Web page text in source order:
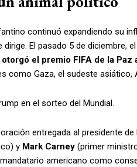
continuó expandiendo su
dirige. El pasado 5 de diciembre,
el premio FIFA de la Paz
como Gaza, el sudeste asiático,
en el sorteo del Mundial.
entregada al presidente
y Mark Carney (primer
americano como